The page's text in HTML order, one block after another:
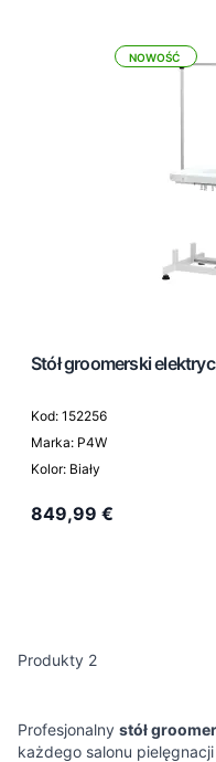
NOWOŚĆ
Stół groomerski
Kod: 152256
Marka: P4W
Kolor: Biały
849,99 €
Produkty 2
Profesjonalny stół
każdego salonu